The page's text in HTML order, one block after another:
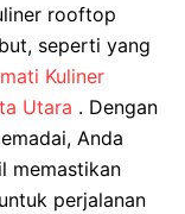
rooftop
seperti yang
Kuliner
Utara . Dengan
Anda
memastikan
perjalanan